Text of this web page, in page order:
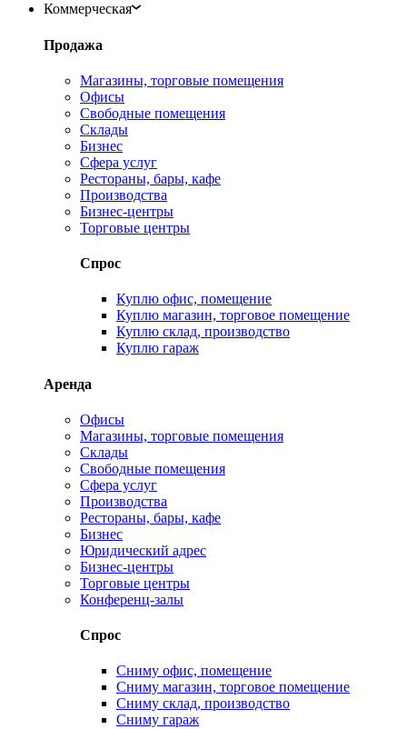
Коммерческая
Продажа
Магазины, торговые помещения
Офисы
Свободные помещения
Склады
Бизнес
Сфера услуг
Рестораны, бары, кафе
Производства
Бизнес-центры
Торговые центры
Спрос
Куплю офис, помещение
Куплю магазин, торговое помещение
Куплю склад, производство
Куплю гараж
Аренда
Офисы
Магазины, торговые помещения
Склады
Свободные помещения
Сфера услуг
Производства
Рестораны, бары, кафе
Бизнес
Юридический адрес
Бизнес-центры
Торговые центры
Конференц-залы
Спрос
Сниму офис, помещение
Сниму магазин, торговое помещение
Сниму склад, производство
Сниму гараж